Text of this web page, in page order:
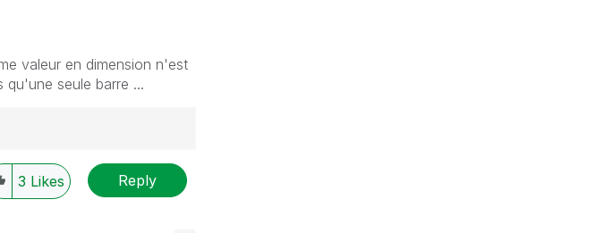
valeur en dimension n'est
seule barre ...
3 Likes Reply